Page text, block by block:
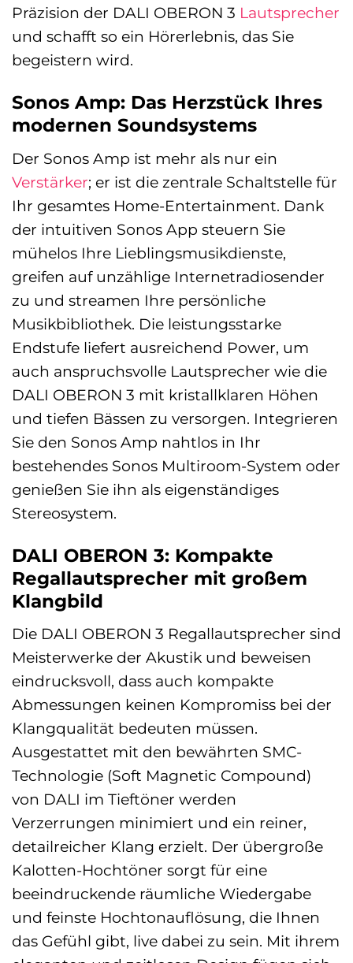
Präzision der DALI OBERON 3 Lautsprecher
und schafft so ein Hörerlebnis, das Sie
begeistern wird.
Sonos Amp: Das Herzstück Ihres
modernen Soundsystems
Der Sonos Amp ist mehr als nur ein
Verstärker; er ist die zentrale Schaltstelle für
Ihr gesamtes Home-Entertainment. Dank
der intuitiven Sonos App steuern Sie
mühelos Ihre Lieblingsmusikdienste,
greifen auf unzählige Internetradiosender
zu und streamen Ihre persönliche
Musikbibliothek. Die leistungsstarke
Endstufe liefert ausreichend Power, um
auch anspruchsvolle Lautsprecher wie die
DALI OBERON 3 mit kristallklaren Höhen
und tiefen Bässen zu versorgen. Integrieren
Sie den Sonos Amp nahtlos in Ihr
bestehendes Sonos Multiroom-System oder
genießen Sie ihn als eigenständiges
Stereosystem.
DALI OBERON 3: Kompakte
Regallautsprecher mit großem
Klangbild
Die DALI OBERON 3 Regallautsprecher sind
Meisterwerke der Akustik und beweisen
eindrucksvoll, dass auch kompakte
Abmessungen keinen Kompromiss bei der
Klangqualität bedeuten müssen.
Ausgestattet mit den bewährten SMC-
Technologie (Soft Magnetic Compound)
von DALI im Tieftöner werden
Verzerrungen minimiert und ein reiner,
detailreicher Klang erzielt. Der übergroße
Kalotten-Hochtöner sorgt für eine
beeindruckende räumliche Wiedergabe
und feinste Hochtonauflösung, die Ihnen
das Gefühl gibt, live dabei zu sein. Mit ihrem